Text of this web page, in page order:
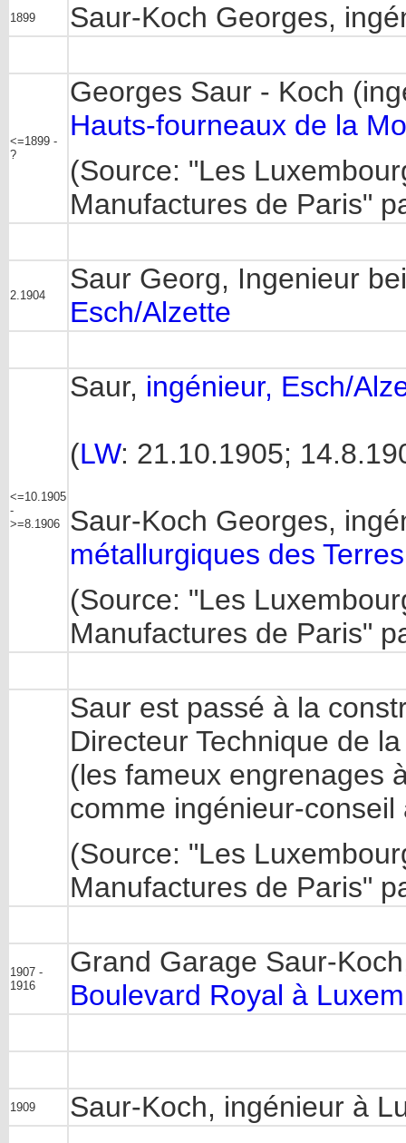
1899 Saur-Koch Georges,
<=1899 -
?
Georges Saur - Koch
Hauts-fourneaux de la
(Source: "Les
Manufactures de Paris"
2.1904
Saur Georg, Ingenieur
Esch/Alzette
<=10.1905
-
>=8.1906
Saur, ingénieur, Esch/
(LW: 21.10.1905;
Saur-Koch Georges,
métallurgiques des
(Source: "Les
Manufactures de Paris"
Saur est passé à la
Directeur Technique de
(les fameux engrenages
comme ingénieur-conseil
(Source: "Les
Manufactures de Paris"
1907 -
1916
Grand Garage Saur-
Boulevard Royal à
1909 Saur-Koch, ingénieur à